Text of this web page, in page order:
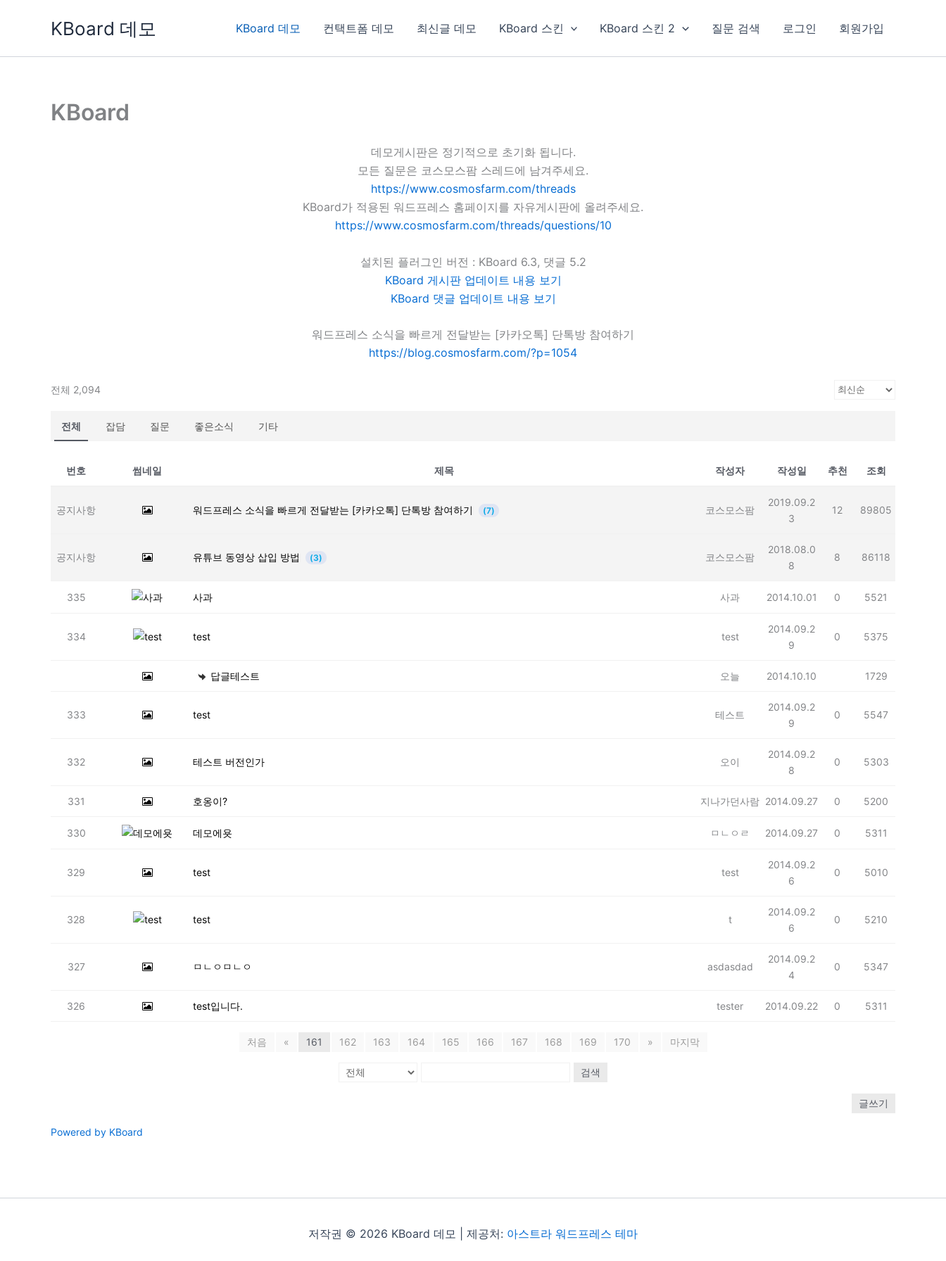
KBoard 데모 KBoard 데모 컨택트폼 데모 최신글 데모 KBoard 스킨 KBoard 스킨 2 질문 검색 로그인 회원가입
KBoard
데모게시판은 정기적으로 초기화 됩니다.
모든 질문은 코스모스팜 스레드에 남겨주세요.
https://www.cosmosfarm.com/threads
KBoard가 적용된 워드프레스 홈페이지를 자유게시판에 올려주세요.
https://www.cosmosfarm.com/threads/questions/10
설치된 플러그인 버전 : KBoard 6.3, 댓글 5.2
KBoard 게시판 업데이트 내용 보기
KBoard 댓글 업데이트 내용 보기
워드프레스 소식을 빠르게 전달받는 [카카오톡] 단톡방 참여하기
https://blog.cosmosfarm.com/?p=1054
전체 2,094
전체 잡담 질문 좋은소식 기타
번호 썸네일 제목 작성자 작성일 추천 조회
공지사항 워드프레스 소식을 빠르게 전달받는 [카카오톡] 단톡방 참여하기 (7) 코스모스팜
2019.09.2
3
12 89805
공지사항 유튜브 동영상 삽입 방법 (3) 코스모스팜
2018.08.0
8
8 86118
335 사과 사과 2014.10.01 0 5521
334 test test
2014.09.2
9
0 5375
답글테스트 오늘 2014.10.10 1729
333 test 테스트
2014.09.2
9
0 5547
332 테스트 버전인가 오이
2014.09.2
8
0 5303
331 호옹이? 지나가던사람 2014.09.27 0 5200
330 데모에욧 ㅁㄴㅇㄹ 2014.09.27 0 5311
329 test test
2014.09.2
6
0 5010
328 test t
2014.09.2
6
0 5210
327 ㅁㄴㅇㅁㄴㅇ asdasdad
2014.09.2
4
0 5347
326 test입니다. tester 2014.09.22 0 5311
처음 « 161 162 163 164 165 166 167 168 169 170 » 마지막
검색
글쓰기
Powered by KBoard
저작권 © 2026 KBoard 데모 | 제공처: 아스트라 워드프레스 테마